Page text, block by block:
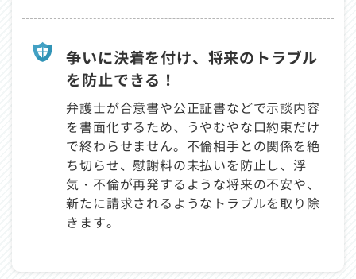
争いに決着を付け、将来のトラブル
を防止できる！
弁護士が合意書や公正証書などで示談内容
を書面化するため、うやむやな口約束だけ
で終わらせません。不倫相手との関係を絶
ち切らせ、慰謝料の未払いを防止し、浮
気・不倫が再発するような将来の不安や、
新たに請求されるようなトラブルを取り除
きます。